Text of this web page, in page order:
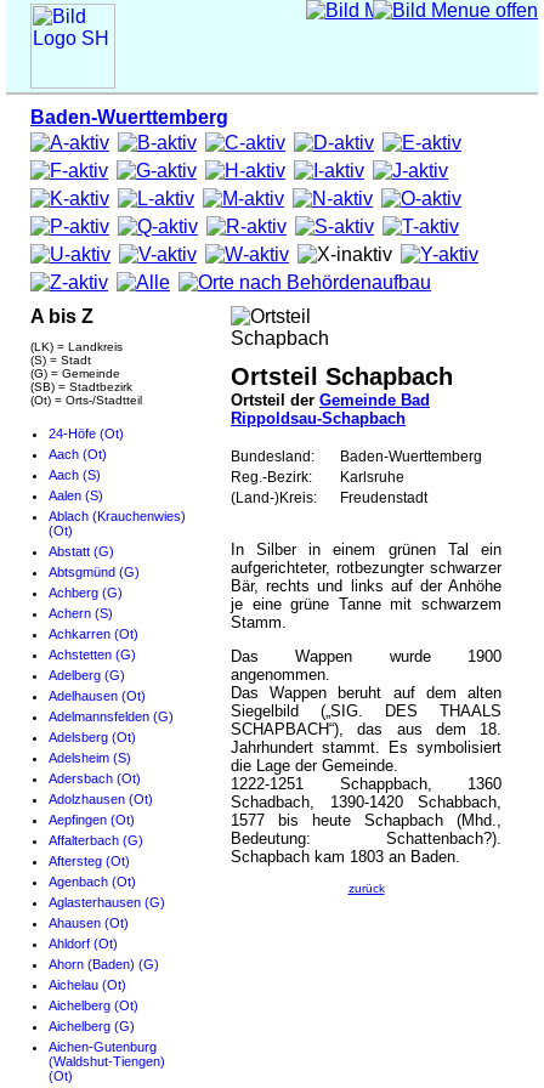
Baden-Wuerttemberg
A bis Z
(LK) = Landkreis
(S) = Stadt
(G) = Gemeinde
(SB) = Stadtbezirk
(Ot) = Orts-/Stadtteil
24-Höfe (Ot)
Aach (Ot)
Aach (S)
Aalen (S)
Ablach (Krauchenwies)
(Ot)
Abstatt (G)
Abtsgmünd (G)
Achberg (G)
Achern (S)
Achkarren (Ot)
Achstetten (G)
Adelberg (G)
Adelhausen (Ot)
Adelmannsfelden (G)
Adelsberg (Ot)
Adelsheim (S)
Adersbach (Ot)
Adolzhausen (Ot)
Aepfingen (Ot)
Affalterbach (G)
Aftersteg (Ot)
Agenbach (Ot)
Aglasterhausen (G)
Ahausen (Ot)
Ahldorf (Ot)
Ahorn (Baden) (G)
Aichelau (Ot)
Aichelberg (Ot)
Aichelberg (G)
Aichen-Gutenburg
(Waldshut-Tiengen)
(Ot)
Ortsteil Schapbach
Ortsteil der Gemeinde Bad
Rippoldsau-Schapbach
Bundesland:
Baden-Wuerttemberg
Reg.-Bezirk:
Karlsruhe
(Land-)Kreis:
Freudenstadt
In Silber in einem grünen Tal ein
aufgerichteter, rotbezungter schwarzer
Bär, rechts und links auf der Anhöhe
je eine grüne Tanne mit schwarzem
Stamm.
Das Wappen wurde 1900
angenommen.
Das Wappen beruht auf dem alten
Siegelbild („SIG. DES THAALS
SCHAPBACH“), das aus dem 18.
Jahrhundert stammt. Es symbolisiert
die Lage der Gemeinde.
1222-1251 Schappbach, 1360
Schadbach, 1390-1420 Schabbach,
1577 bis heute Schapbach (Mhd.,
Bedeutung: Schattenbach?).
Schapbach kam 1803 an Baden.
zurück